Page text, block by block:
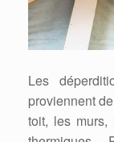
Les
proviennent
toit, les murs,